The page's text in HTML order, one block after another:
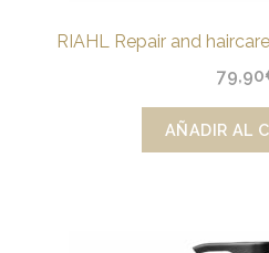
RIAHL Repair and
79,90
AÑADIR AL